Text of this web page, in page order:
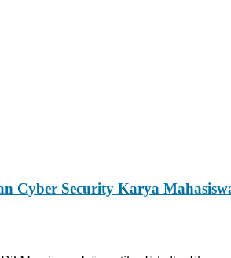
Cyber Security Karya